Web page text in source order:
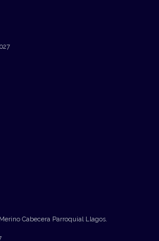
Cabecera Parroquial Llagos.